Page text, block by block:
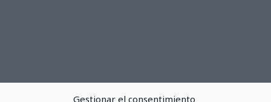
Gestionar el consentimiento